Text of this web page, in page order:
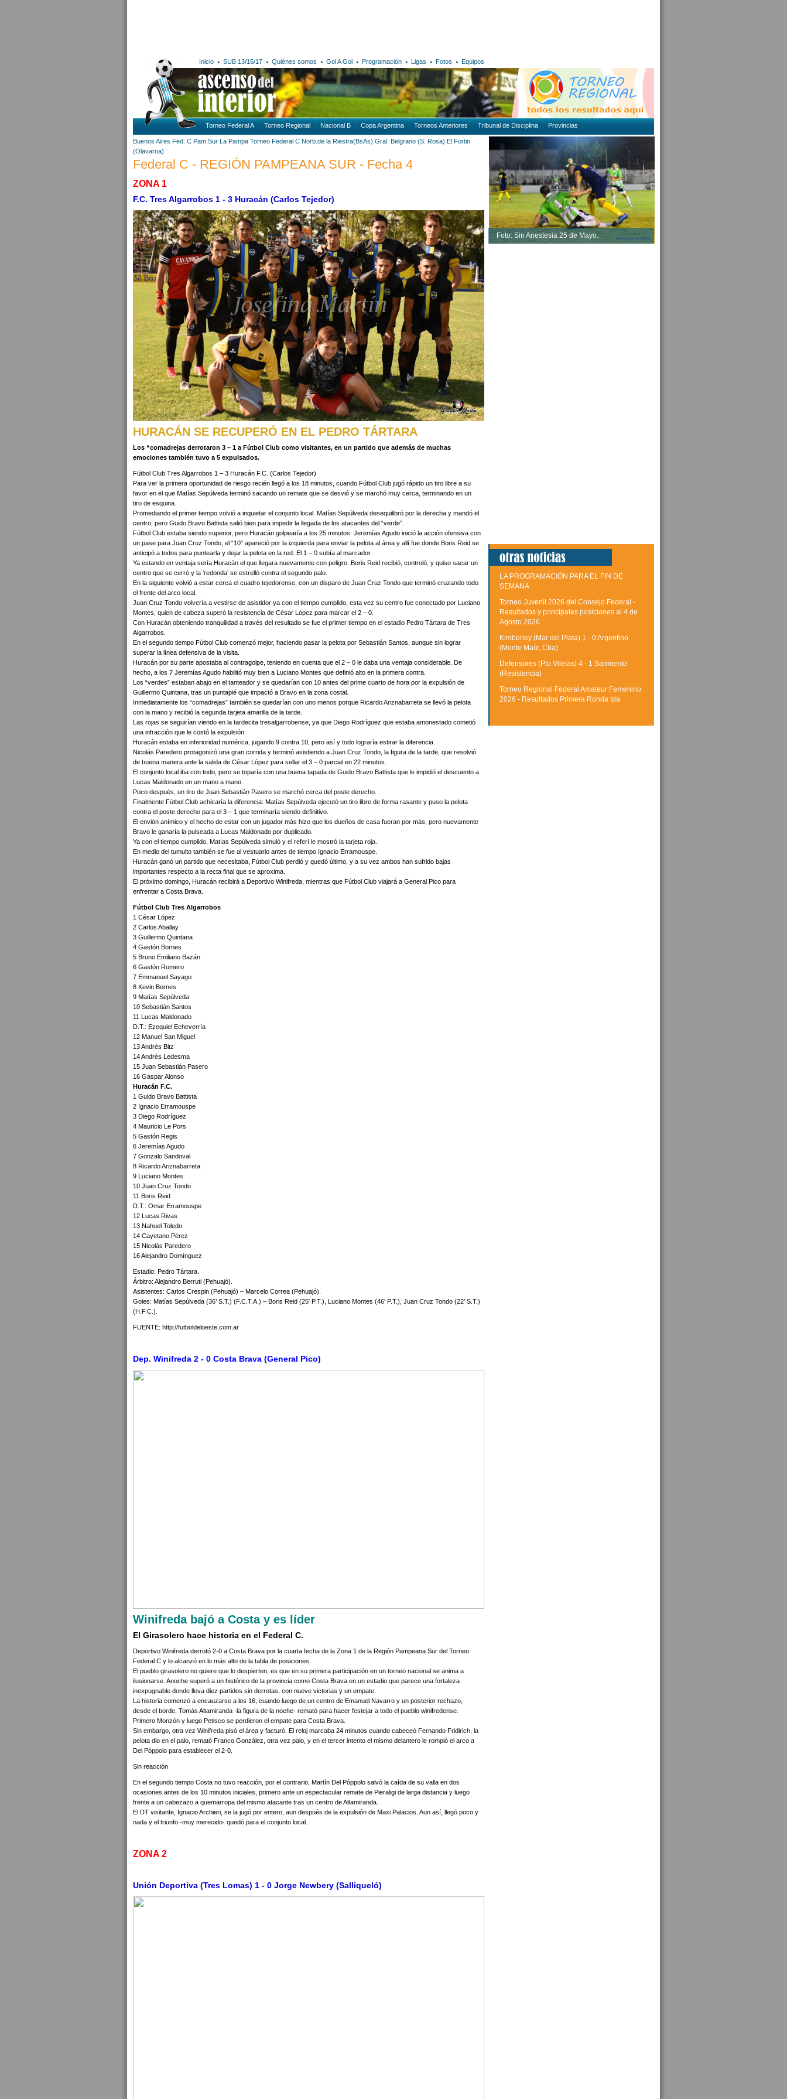
Inicio SUB 13/15/17 Quiénes somos Gol A Gol Programación Ligas Fotos Equipos
Torneo Federal A Torneo Regional Nacional B Copa Argentina Torneos Anteriores Tribunal de Disciplina Provincias
Buenos Aires Fed. C Pam.Sur La Pampa Torneo Federal C Norb.de la Riestra(BsAs) Gral. Belgrano (S. Rosa) El Fortin
(Olavarria)
Federal C - REGIÓN PAMPEANA SUR - Fecha 4
ZONA 1
F.C. Tres Algarrobos 1 - 3 Huracán (Carlos Tejedor)
HURACÁN SE RECUPERÓ EN EL PEDRO TÁRTARA
Los “comadrejas derrotaron 3 – 1 a Fútbol Club como visitantes, en un partido que además de muchas
emociones también tuvo a 5 expulsados.
Fútbol Club Tres Algarrobos 1 – 3 Huracán F.C. (Carlos Tejedor)
Para ver la primera oportunidad de riesgo recién llegó a los 18 minutos, cuando Fútbol Club jugó rápido un tiro libre a su
favor en el que Matías Sepúlveda terminó sacando un remate que se desvió y se marchó muy cerca, terminando en un
tiro de esquina.
Promediando el primer tiempo volvió a inquietar el conjunto local. Matías Sepúlveda desequilibró por la derecha y mandó el
centro, pero Guido Bravo Battista salió bien para impedir la llegada de los atacantes del “verde”.
Fútbol Club estaba siendo superior, pero Huracán golpearía a los 25 minutos: Jeremías Agudo inició la acción ofensiva con
un pase para Juan Cruz Tondo, el “10” apareció por la izquierda para enviar la pelota al área y allí fue donde Boris Reid se
anticipó a todos para puntearla y dejar la pelota en la red. El 1 – 0 subía al marcador.
Ya estando en ventaja sería Huracán el que llegara nuevamente con peligro. Boris Reid recibió, controló, y quiso sacar un
centro que se cerró y la ‘redonda’ se estrelló contra el segundo palo.
En la siguiente volvió a estar cerca el cuadro tejedorense, con un disparo de Juan Cruz Tondo que terminó cruzando todo
el frente del arco local.
Juan Cruz Tondo volvería a vestirse de asistidor ya con el tiempo cumplido, esta vez su centro fue conectado por Luciano
Montes, quien de cabeza superó la resistencia de César López para marcar el 2 – 0.
Con Huracán obteniendo tranquilidad a través del resultado se fue el primer tiempo en el estadio Pedro Tártara de Tres
Algarrobos.
En el segundo tiempo Fútbol Club comenzó mejor, haciendo pasar la pelota por Sebastián Santos, aunque sin lograr
superar la línea defensiva de la visita.
Huracán por su parte apostaba al contragolpe, teniendo en cuenta que el 2 – 0 le daba una ventaja considerable. De
hecho, a los 7 Jeremías Agudo habilitó muy bien a Luciano Montes que definió alto en la primera contra.
Los “verdes” estaban abajo en el tanteador y se quedarían con 10 antes del prime cuarto de hora por la expulsión de
Guillermo Quintana, tras un puntapié que impactó a Bravo en la zona costal.
Inmediatamente los “comadrejas” también se quedarían con uno menos porque Ricardo Ariznabarreta se llevó la pelota
con la mano y recibió la segunda tarjeta amarilla de la tarde.
Las rojas se seguirían viendo en la tardecita tresalgarrobense, ya que Diego Rodríguez que estaba amonestado cometió
una infracción que le costó la expulsión.
Huracán estaba en inferioridad numérica, jugando 9 contra 10, pero así y todo lograría estirar la diferencia.
Nicolás Paredero protagonizó una gran corrida y terminó asistiendo a Juan Cruz Tondo, la figura de la tarde, que resolvió
de buena manera ante la salida de César López para sellar el 3 – 0 parcial en 22 minutos.
El conjunto local iba con todo, pero se toparía con una buena tapada de Guido Bravo Battista que le impidió el descuento a
Lucas Maldonado en un mano a mano.
Poco después, un tiro de Juan Sebastián Pasero se marchó cerca del poste derecho.
Finalmente Fútbol Club achicaría la diferencia: Matías Sepúlveda ejecutó un tiro libre de forma rasante y puso la pelota
contra el poste derecho para el 3 – 1 que terminaría siendo definitivo.
El envión anímico y el hecho de estar con un jugador más hizo que los dueños de casa fueran por más, pero nuevamente
Bravo le ganaría la pulseada a Lucas Maldonado por duplicado.
Ya con el tiempo cumplido, Matías Sepúlveda simuló y el referí le mostró la tarjeta roja.
En medio del tumulto también se fue al vestuario antes de tiempo Ignacio Erramouspe.
Huracán ganó un partido que necesitaba, Fútbol Club perdió y quedó último, y a su vez ambos han sufrido bajas
importantes respecto a la recta final que se aproxima.
El próximo domingo, Huracán recibirá a Deportivo Winifreda, mientras que Fútbol Club viajará a General Pico para
enfrentar a Costa Brava.
Fútbol Club Tres Algarrobos
1 César López
2 Carlos Aballay
3 Guillermo Quintana
4 Gastón Bornes
5 Bruno Emiliano Bazán
6 Gastón Romero
7 Emmanuel Sayago
8 Kevin Bornes
9 Matías Sepúlveda
10 Sebastián Santos
11 Lucas Maldonado
D.T.: Ezequiel Echeverría
12 Manuel San Miguel
13 Andrés Bitz
14 Andrés Ledesma
15 Juan Sebastián Pasero
16 Gaspar Alonso
Huracán F.C.
1 Guido Bravo Battista
2 Ignacio Erramouspe
3 Diego Rodríguez
4 Mauricio Le Pors
5 Gastón Regis
6 Jeremías Agudo
7 Gonzalo Sandoval
8 Ricardo Ariznabarreta
9 Luciano Montes
10 Juan Cruz Tondo
11 Boris Reid
D.T.: Omar Erramouspe
12 Lucas Rivas
13 Nahuel Toledo
14 Cayetano Pérez
15 Nicolás Paredero
16 Alejandro Domínguez
Estadio: Pedro Tártara.
Árbitro: Alejandro Berruti (Pehuajó).
Asistentes: Carlos Crespin (Pehuajó) – Marcelo Correa (Pehuajó).
Goles: Matías Sepúlveda (36’ S.T.) (F.C.T.A.) – Boris Reid (25′ P.T.), Luciano Montes (46′ P.T.), Juan Cruz Tondo (22’ S.T.)
(H.F.C.).
FUENTE: http://futboldeloeste.com.ar
Dep. Winifreda 2 - 0 Costa Brava (General Pico)
Winifreda bajó a Costa y es líder
El Girasolero hace historia en el Federal C.
Deportivo Winifreda derrotó 2-0 a Costa Brava por la cuarta fecha de la Zona 1 de la Región Pampeana Sur del Torneo
Federal C y lo alcanzó en lo más alto de la tabla de posiciones.
El pueblo girasolero no quiere que lo despierten, es que en su primera participación en un torneo nacional se anima a
ilusionarse. Anoche superó a un histórico de la provincia como Costa Brava en un estadio que parece una fortaleza
inexpugnable donde lleva diez partidos sin derrotas, con nueve victorias y un empate.
La historia comenzó a encauzarse a los 16, cuando luego de un centro de Emanuel Navarro y un posterior rechazo,
desde el borde, Tomás Altamiranda -la figura de la noche- remató para hacer festejar a todo el pueblo winifredense.
Primero Monzón y luego Petisco se perdieron el empate para Costa Brava.
Sin embargo, otra vez Winifreda pisó el área y facturó. El reloj marcaba 24 minutos cuando cabeceó Fernando Fridirich, la
pelota dio en el palo, remató Franco González, otra vez palo, y en el tercer intento el mismo delantero le rompió el arco a
Del Póppolo para establecer el 2-0.
Sin reacción
En el segundo tiempo Costa no tuvo reacción, por el contrario, Martín Del Póppolo salvó la caída de su valla en dos
ocasiones antes de los 10 minutos iniciales, primero ante un espectacular remate de Pieraligi de larga distancia y luego
frente a un cabezazo a quemarropa del mismo atacante tras un centro de Altamiranda.
El DT visitante, Ignacio Archieri, se la jugó por entero, aun después de la expulsión de Maxi Palacios. Aun así, llegó poco y
nada y el triunfo -muy merecido- quedó para el conjunto local.
ZONA 2
Unión Deportiva (Tres Lomas) 1 - 0 Jorge Newbery (Salliqueló)
Foto: Sin Anestesia 25 de Mayo.
LA PROGRAMACIÓN PARA EL FIN DE
SEMANA
Torneo Juvenil 2026 del Consejo Federal -
Resultados y principales posiciones al 4 de
Agosto 2026
Kimberley (Mar del Plata) 1 - 0 Argentino
(Monte Maíz, Cba)
Defensores (Pto.Vilelas) 4 - 1 Sarmiento
(Resistencia)
Torneo Regional Federal Amateur Femenino
2026 - Resultados Primera Ronda Ida